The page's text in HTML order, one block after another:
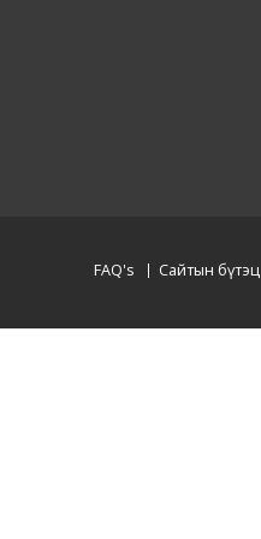
FAQ's Сайтын бүтэц